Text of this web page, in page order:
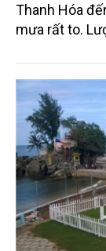
Thanh Hóa
mưa rất to.
Nhơn Hưng
Yên)